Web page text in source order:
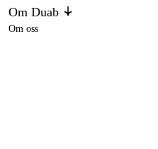
Om Duab
Om oss